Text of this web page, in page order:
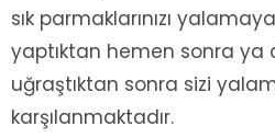
sık parmaklarınızı
yaptıktan hemen sonra ya
uğraştıktan sonra sizi
karşılanmaktadır.